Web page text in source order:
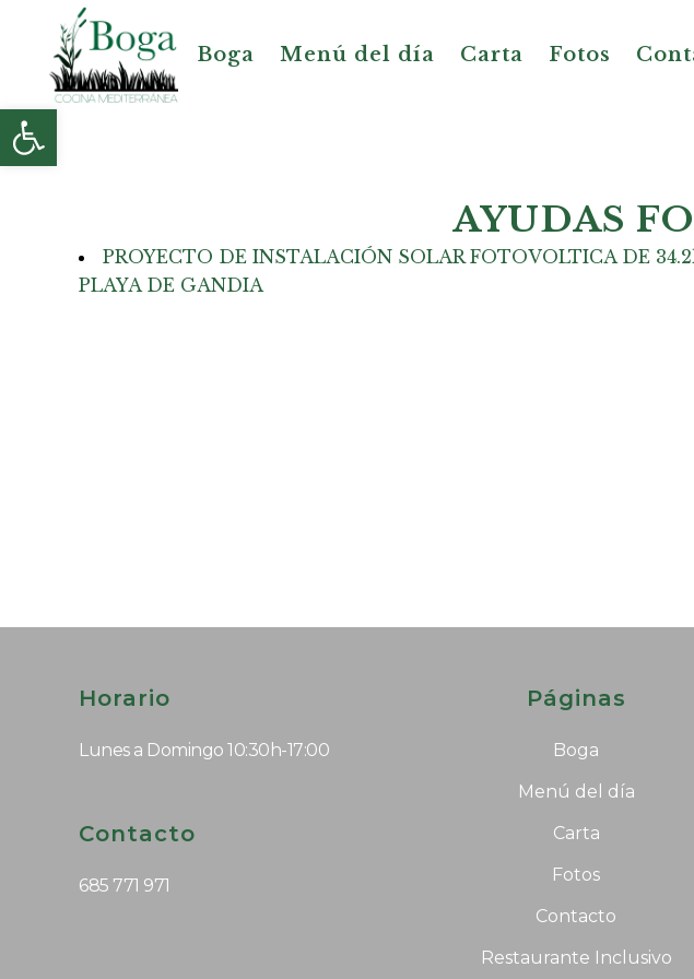
Abrir barra de herramientas
Boga Menú del día Carta Fotos
AYUDAS
PROYECTO DE INSTALACIÓN SOLAR FOTOVOLTICA DE
PLAYA DE GANDIA
Horario
Lunes a Domingo 10:30h-17:00
Contacto
685 771 971
Páginas
Boga
Menú del día
Carta
Fotos
Contacto
Restaurante Inclusivo